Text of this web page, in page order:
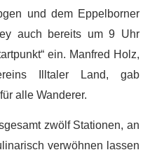
und dem Eppelborner
auch bereits um 9 Uhr
ein. Manfred Holz,
Illtaler Land, gab
alle Wanderer.
zwölf Stationen, an
verwöhnen lassen